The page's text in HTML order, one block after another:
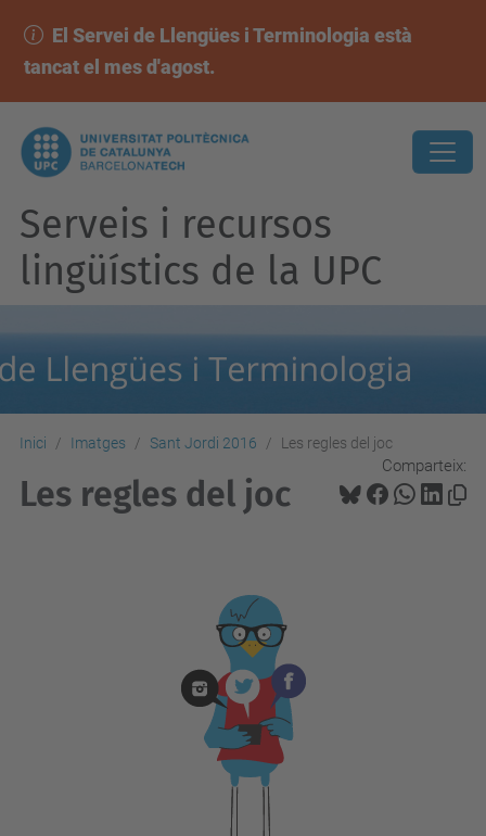
El Servei de Llengües i Terminologia està
tancat el mes d'agost.
Serveis i recursos
lingüístics de la UPC
Inici Imatges Sant Jordi 2016 Les regles del joc
Comparteix:
Les regles del joc